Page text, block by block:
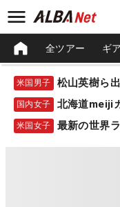
全ツアー ギア
米国男子
国内女子 北海道meiji
米国女子 最新の世界